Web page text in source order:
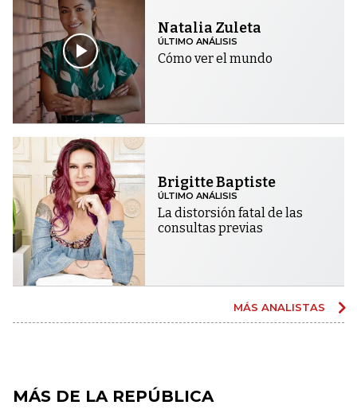
Natalia Zuleta
ÚLTIMO ANÁLISIS
Cómo ver el mundo
Brigitte Baptiste
ÚLTIMO ANÁLISIS
La distorsión fatal de las
consultas previas
MÁS ANALISTAS
MÁS DE LA REPÚBLICA